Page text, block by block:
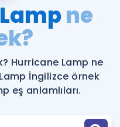
Gramer
ne
Hurricane Lamp ne
İngilizce örnek
eş anlamlıları.